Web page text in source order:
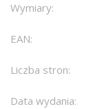
Wymiary:
EAN:
Liczba stron:
Data wydania: